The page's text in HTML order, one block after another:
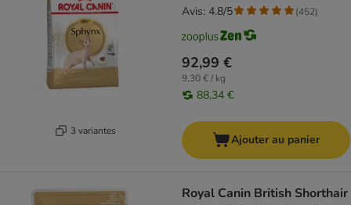
3 variantes
92,99 €
9,30 € / kg
88,34 €
Avis: 4.8/5 (452)
Ajouter au panier
Royal Canin British Shorthair